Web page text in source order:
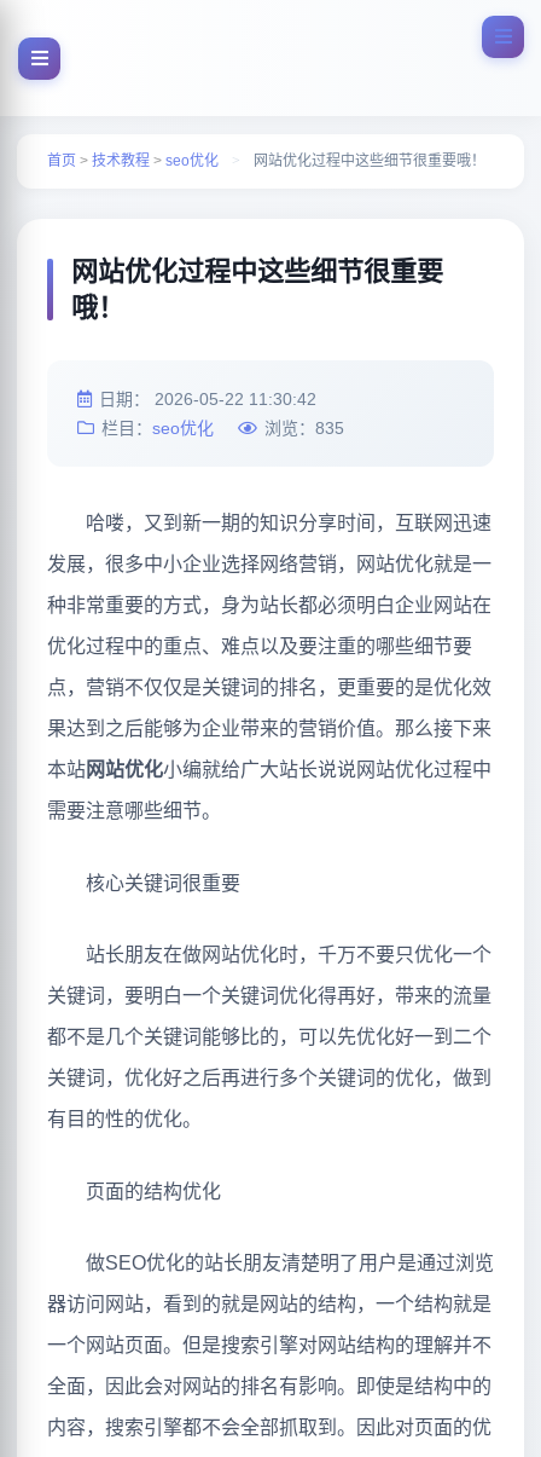
首页 > 技术教程 > seo优化 > 网站优化过程中这些细节很重要哦！
网站优化过程中这些细节很重要
哦！
日期： 2026-05-22 11:30:42
栏目： seo优化 浏览： 835
哈喽，又到新一期的知识分享时间，互联网迅速
发展，很多中小企业选择网络营销，网站优化就是一
种非常重要的方式，身为站长都必须明白企业网站在
优化过程中的重点、难点以及要注重的哪些细节要
点，营销不仅仅是关键词的排名，更重要的是优化效
果达到之后能够为企业带来的营销价值。那么接下来
本站网站优化小编就给广大站长说说网站优化过程中
需要注意哪些细节。
核心关键词很重要
站长朋友在做网站优化时，千万不要只优化一个
关键词，要明白一个关键词优化得再好，带来的流量
都不是几个关键词能够比的，可以先优化好一到二个
关键词，优化好之后再进行多个关键词的优化，做到
有目的性的优化。
页面的结构优化
做SEO优化的站长朋友清楚明了用户是通过浏览
器访问网站，看到的就是网站的结构，一个结构就是
一个网站页面。但是搜索引擎对网站结构的理解并不
全面，因此会对网站的排名有影响。即使是结构中的
内容，搜索引擎都不会全部抓取到。因此对页面的优